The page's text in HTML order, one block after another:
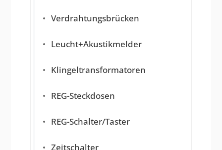
Verdrahtungsbrücken
Leucht+Akustikmelder
Klingeltransformatoren
REG-Steckdosen
REG-Schalter/Taster
Zeitschalter